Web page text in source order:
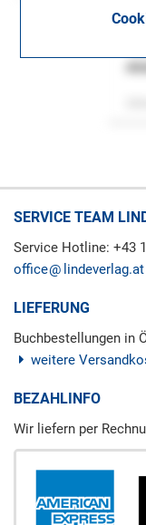
SERVICE TEAM
Service Hotline: +43
office
lindeverlag.at
LIEFERUNG
Buchbestellungen in
weitere
BEZAHLINFO
Wir liefern per